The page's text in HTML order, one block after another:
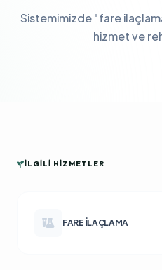
Sistemimizde "fare
hizmet ve
İLGILI HIZMETLER
FARE İLAÇLAMA